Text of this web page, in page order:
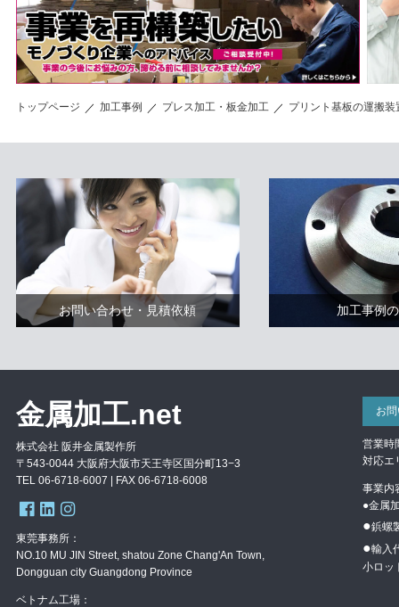
トップページ 加工事例 プレス加工・板金加工 プリント基板の運搬装
お問い合わせ・見積依頼 加工事例
金属加工.net
株式会社 阪井金属製作所
〒543-0044 大阪府大阪市天王寺区国分町13−3
TEL 06-6718-6007 | FAX 06-6718-6008
東莞事務所：
NO.10 MU JIN Street, shatou Zone Chang'An Town,
Dongguan city Guangdong Province
ベトナム工場：
お
営業時
対応エ
事業内
●金属
●鋲螺
●輸入
小ロッ